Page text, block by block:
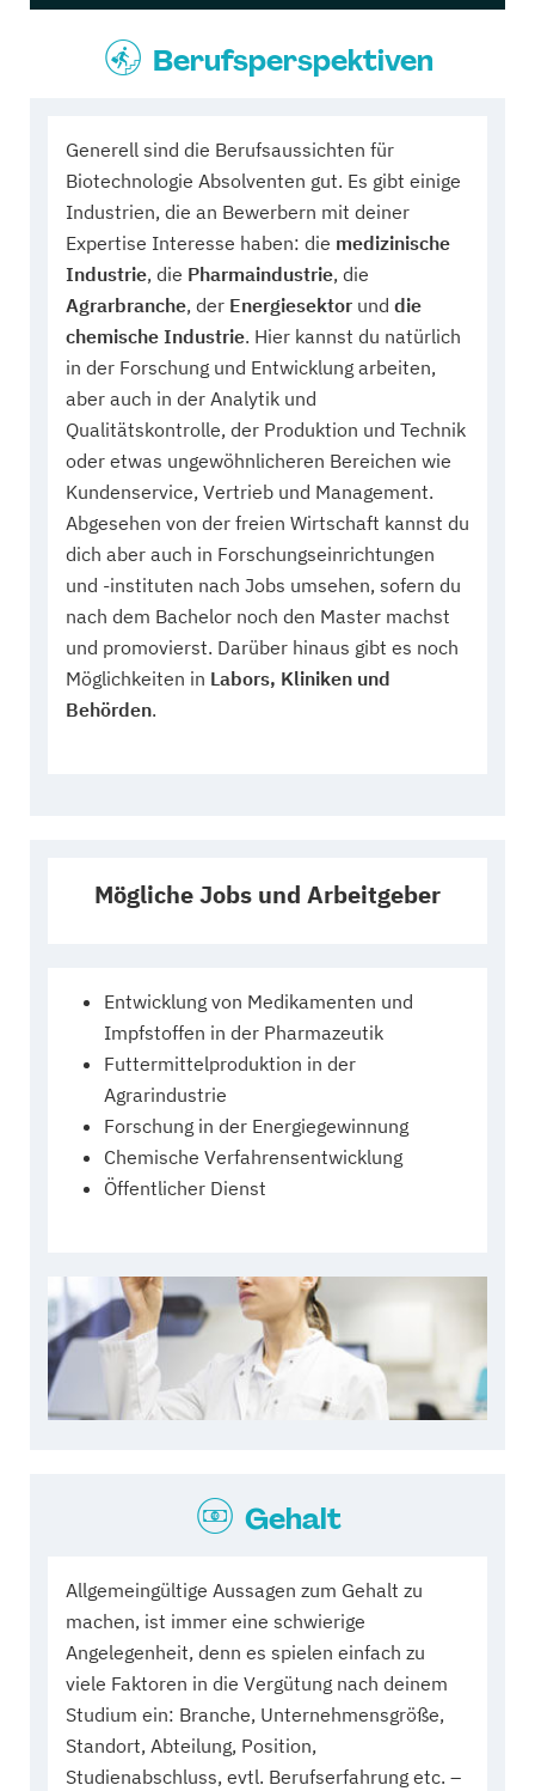
Berufsperspektiven
Generell sind die Berufsaussichten für
Biotechnologie Absolventen gut. Es gibt einige
Industrien, die an Bewerbern mit deiner
Expertise Interesse haben: die medizinische
Industrie, die Pharmaindustrie, die
Agrarbranche, der Energiesektor und die
chemische Industrie. Hier kannst du natürlich
in der Forschung und Entwicklung arbeiten,
aber auch in der Analytik und
Qualitätskontrolle, der Produktion und Technik
oder etwas ungewöhnlicheren Bereichen wie
Kundenservice, Vertrieb und Management.
Abgesehen von der freien Wirtschaft kannst du
dich aber auch in Forschungseinrichtungen
und -instituten nach Jobs umsehen, sofern du
nach dem Bachelor noch den Master machst
und promovierst. Darüber hinaus gibt es noch
Möglichkeiten in Labors, Kliniken und
Behörden.
Mögliche Jobs und Arbeitgeber
Entwicklung von Medikamenten und
Impfstoffen in der Pharmazeutik
Futtermittelproduktion in der
Agrarindustrie
Forschung in der Energiegewinnung
Chemische Verfahrensentwicklung
Öffentlicher Dienst
Gehalt
Allgemeingültige Aussagen zum Gehalt zu
machen, ist immer eine schwierige
Angelegenheit, denn es spielen einfach zu
viele Faktoren in die Vergütung nach deinem
Studium ein: Branche, Unternehmensgröße,
Standort, Abteilung, Position,
Studienabschluss, evtl. Berufserfahrung etc. –